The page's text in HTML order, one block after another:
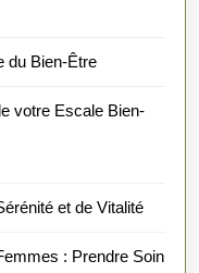
du Bien-Être
votre Escale Bien-
et de Vitalité
: Prendre Soin